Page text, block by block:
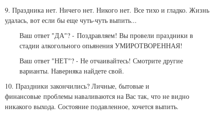
9. Праздника нет. Ничего нет. Никого нет. Все тихо и гладко. Жизнь
удалась, вот если бы еще чуть-чуть выпить...
Ваш ответ "ДА"? - Поздравляем! Вы провели праздники в
стадии алкогольного опьянения УМИРОТВОРЕННАЯ!
Ваш ответ "НЕТ"? - Не отчаивайтесь! Смотрите другие
варианты. Наверняка найдете свой.
10. Праздники закончились? Личные, бытовые и
финансовые проблемы наваливаются на Вас так, что не видно
никакого выхода. Состояние подавленное, хочется выпить.